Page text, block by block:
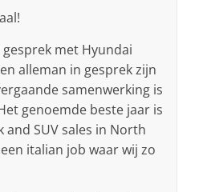
gesprek met Hyundai
alleman in gesprek zijn
samenwerking is
genoemde beste jaar is
and SUV sales in North
italian job waar wij zo